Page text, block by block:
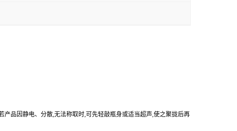
品因静电、分散,无法称取时,可先轻敲瓶身或适当超声,使之聚拢后再